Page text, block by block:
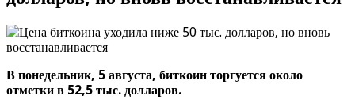
В понедельник, 5 августа, биткоин торгуется около
отметки в 52,5 тыс. долларов.